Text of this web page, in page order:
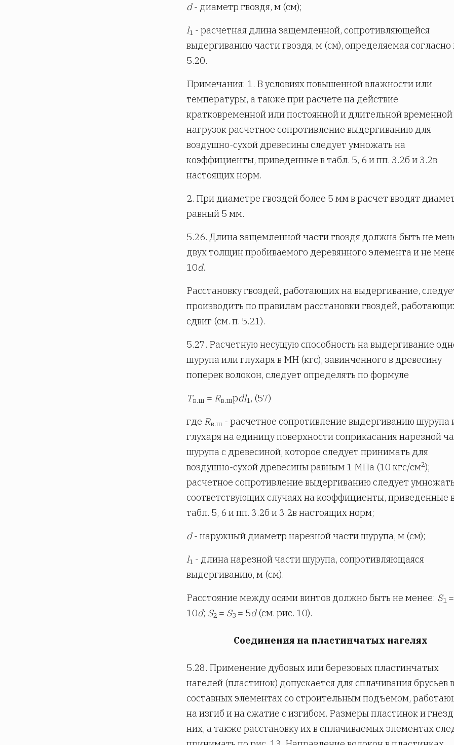
d- диаметр гвоздя, м (см);
l1 - расчетная длина защемленной, сопротивляющейся
выдергиванию части гвоздя, м (см), определяемая согласно
5.20.
Примечания: 1. В условиях повышенной влажности или
температуры, а также при расчете на действие
кратковременной или постоянной и длительной временной
нагрузок расчетное сопротивление выдергиванию для
воздушно-сухой древесины следует умножать на
коэффициенты, приведенные в табл. 5, 6 и пп. 3.2б и 3.2в
настоящих норм.
2. При диаметре гвоздей более 5 мм в расчет вводят
равный 5 мм.
5.26. Длина защемленной части гвоздя должна быть не
двух толщин пробиваемого деревянного элемента и не
10d.
Расстановку гвоздей, работающих на выдергивание,
производить по правилам расстановки гвоздей,
сдвиг (см. п. 5.21).
5.27. Расчетную несущую способность на выдергивание
шурупа или глухаря в МН (кгс), завинченного в древесину
поперек волокон, следует определять по формуле
Тв.ш = Rв.шpdl1, (57)
где Rв.ш - расчетное сопротивление выдергиванию шурупа
глухаря на единицу поверхности соприкасания нарезной
шурупа с древесиной, которое следует принимать для
воздушно-сухой древесины равным 1 МПа (10 кгс/см2);
расчетное сопротивление выдергиванию следует
соответствующих случаях на коэффициенты, приведенные в
табл. 5, 6 и пп. 3.2б и 3.2в настоящих норм;
d- наружный диаметр нарезной части шурупа, м (см);
l1 - длина нарезной части шурупа, сопротивляющаяся
выдергиванию, м (см).
Расстояние между осями винтов должно быть не менее: S1 =
10d; S2 = S3 = 5d(см. рис. 10).
Соединения на пластинчатых нагелях
5.28. Применение дубовых или березовых пластинчатых
нагелей (пластинок) допускается для сплачивания брусьев в
составных элементах со строительным подъемом,
на изгиб и на сжатие с изгибом. Размеры пластинок и
них, а также расстановку их в сплачиваемых элементах